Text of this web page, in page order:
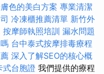
色的美白方案 專業清潔
冷凍櫃推薦清單 新竹外
按摩師執照培訓 漏水問題
台中泰式按摩排毒療程
深入了解SEO的核心概
式台胞證 我們提供的療程